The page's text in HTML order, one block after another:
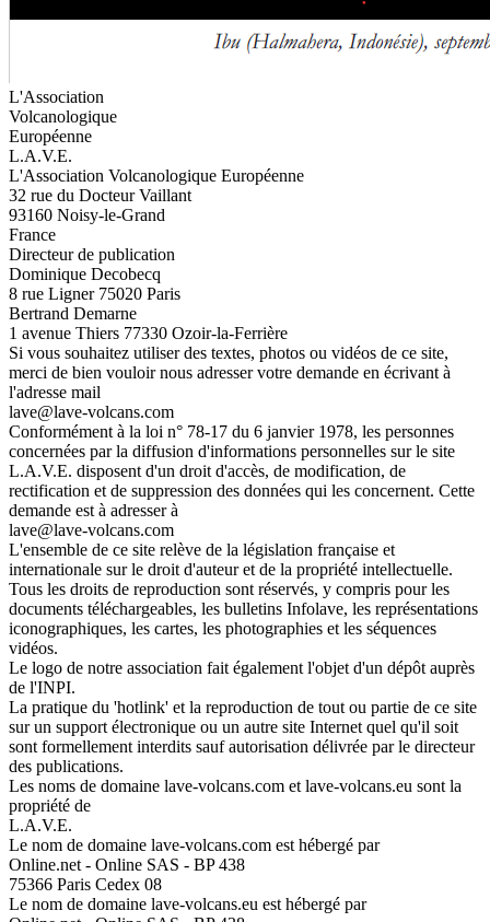
L'Association
Volcanologique
Européenne
L.A.V.E.
L'Association Volcanologique Européenne
32 rue du Docteur Vaillant
93160 Noisy-le-Grand
France
Directeur de publication
Dominique Decobecq
8 rue Ligner 75020 Paris
Bertrand Demarne
1 avenue Thiers 77330 Ozoir-la-Ferrière
Si vous souhaitez utiliser des textes, photos ou vidéos de ce site,
merci de bien vouloir nous adresser votre demande en écrivant à
l'adresse mail
lave@lave-volcans.com
Conformément à la loi n° 78-17 du 6 janvier 1978, les personnes
concernées par la diffusion d'informations personnelles sur le site
L.A.V.E. disposent d'un droit d'accès, de modification, de
rectification et de suppression des données qui les concernent. Cette
demande est à adresser à
lave@lave-volcans.com
L'ensemble de ce site relève de la législation française et
internationale sur le droit d'auteur et de la propriété intellectuelle.
Tous les droits de reproduction sont réservés, y compris pour les
documents téléchargeables, les bulletins Infolave, les représentations
iconographiques, les cartes, les photographies et les séquences
vidéos.
Le logo de notre association fait également l'objet d'un dépôt auprès
de l'INPI.
La pratique du 'hotlink' et la reproduction de tout ou partie de ce site
sur un support électronique ou un autre site Internet quel qu'il soit
sont formellement interdits sauf autorisation délivrée par le directeur
des publications.
Les noms de domaine lave-volcans.com et lave-volcans.eu sont la
propriété de
L.A.V.E.
Le nom de domaine lave-volcans.com est hébergé par
Online.net - Online SAS - BP 438
75366 Paris Cedex 08
Le nom de domaine lave-volcans.eu est hébergé par